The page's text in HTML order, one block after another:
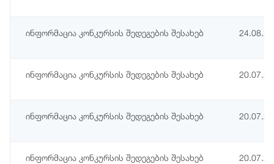
ინფორმაცია კონკურსის შედეგების შესახებ
ინფორმაცია კონკურსის შედეგების შესახებ
ინფორმაცია კონკურსის შედეგების შესახებ
ინფორმაცია კონკურსის შედეგების შესახებ